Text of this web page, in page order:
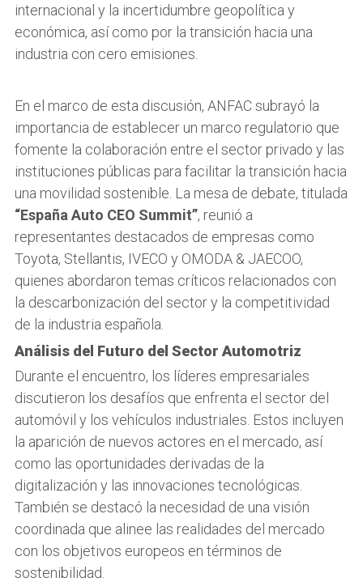
internacional y la incertidumbre geopolítica y
económica, así como por la transición hacia una
industria con cero emisiones.
En el marco de esta discusión, ANFAC subrayó la
importancia de establecer un marco regulatorio que
fomente la colaboración entre el sector privado y las
instituciones públicas para facilitar la transición hacia
una movilidad sostenible. La mesa de debate, titulada
“España Auto CEO Summit”, reunió a
representantes destacados de empresas como
Toyota, Stellantis, IVECO y OMODA & JAECOO,
quienes abordaron temas críticos relacionados con
la descarbonización del sector y la competitividad
de la industria española.
Análisis del Futuro del Sector Automotriz
Durante el encuentro, los líderes empresariales
discutieron los desafíos que enfrenta el sector del
automóvil y los vehículos industriales. Estos incluyen
la aparición de nuevos actores en el mercado, así
como las oportunidades derivadas de la
digitalización y las innovaciones tecnológicas.
También se destacó la necesidad de una visión
coordinada que alinee las realidades del mercado
con los objetivos europeos en términos de
sostenibilidad.